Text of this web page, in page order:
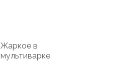
Жаркое в
мультиварке